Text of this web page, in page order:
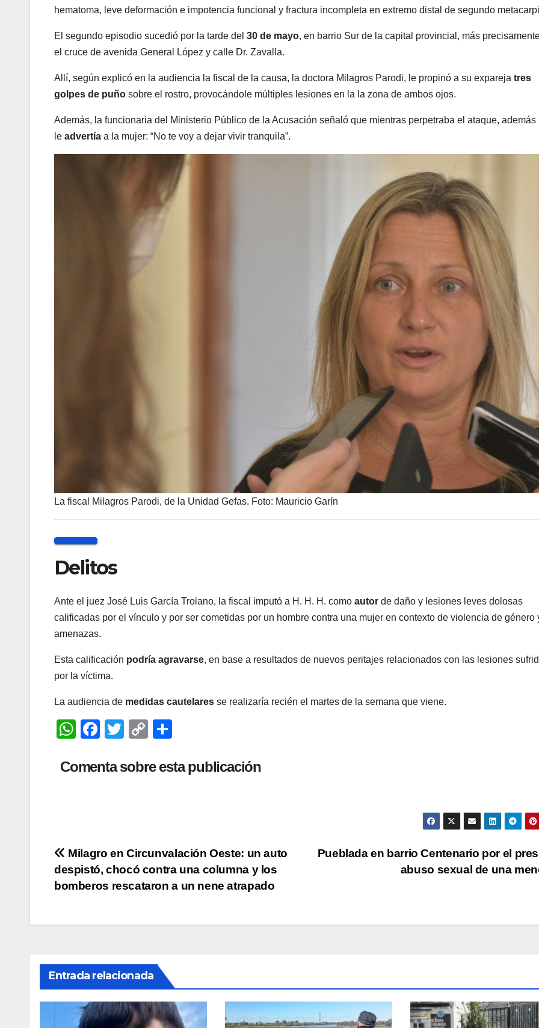
hematoma, leve deformación e impotencia funcional y fractura incompleta en extremo distal de segundo
El segundo episodio sucedió por la tarde del 30 de mayo, en barrio Sur de la capital provincial, más
el cruce de avenida General López y calle Dr. Zavalla.
Allí, según explicó en la audiencia la fiscal de la causa, la doctora Milagros Parodi, le propinó a su expareja tres
golpes de puño sobre el rostro, provocándole múltiples lesiones en la la zona de ambos ojos.
Además, la funcionaria del Ministerio Público de la Acusación señaló que mientras perpetraba el ataque, además
le advertía a la mujer: “No te voy a dejar vivir tranquila”.
La fiscal Milagros Parodi, de la Unidad Gefas. Foto: Mauricio Garín
Delitos
Ante el juez José Luis García Troiano, la fiscal imputó a H. H. H. como autor de daño y lesiones leves dolosas
calificadas por el vínculo y por ser cometidas por un hombre contra una mujer en contexto de violencia de género
amenazas.
Esta calificación podría agravarse, en base a resultados de nuevos peritajes relacionados con las lesiones
por la víctima.
La audiencia de medidas cautelares se realizaría recién el martes de la semana que viene.
W
at
p
F
c
k
T
tt
C
p
m
Comenta sobre esta publicación
Navegación
de
Pueblada en barrio Centenario por el
abuso sexual de una
Milagro en Circunvalación Oeste: un auto
despistó, chocó contra una columna y los
bomberos rescataron a un nene atrapado
Entrada relacionada